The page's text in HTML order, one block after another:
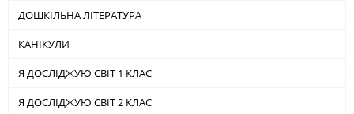
ДОШКІЛЬНА ЛІТЕРАТУРА
КАНІКУЛИ
Я ДОСЛІДЖУЮ СВІТ 1 КЛАС
Я ДОСЛІДЖУЮ СВІТ 2 КЛАС